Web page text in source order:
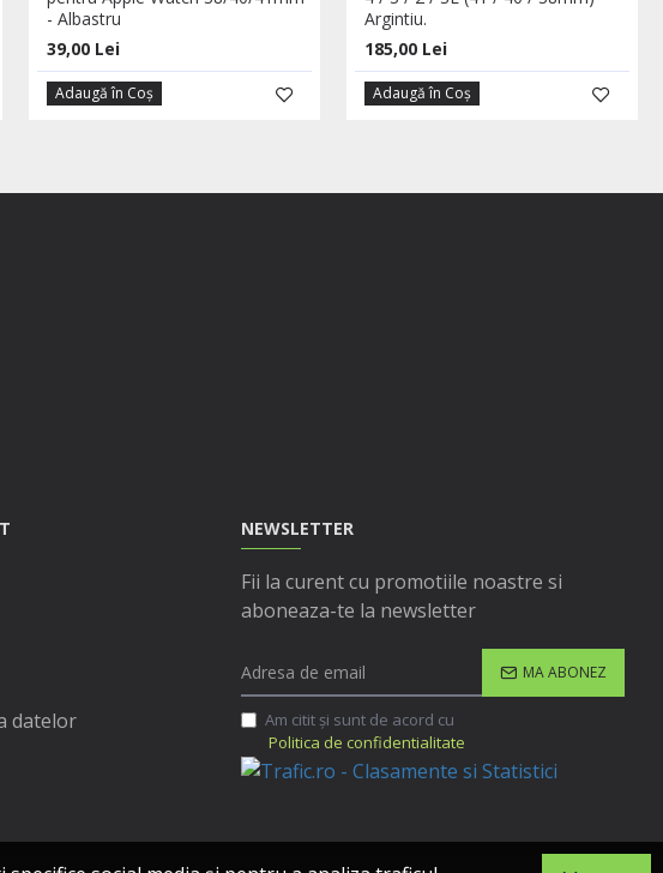
- Albastru
39,00 Lei
Adaugă în Coş
Argintiu.
185,00 Lei
Adaugă în Coş
datelor
NEWSLETTER
Fii la curent cu promotiile noastre si
aboneaza-te la newsletter
MA ABONEZ
Am citit şi sunt de acord cu
Politica de confidentialitate